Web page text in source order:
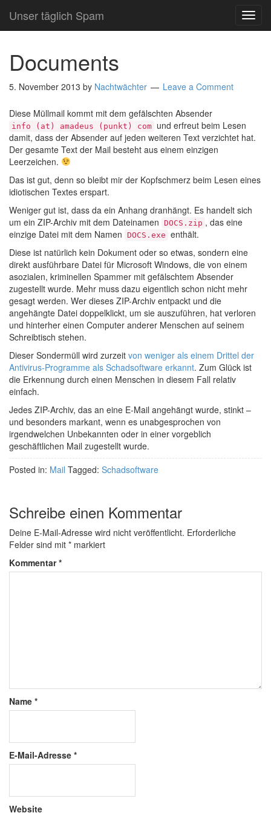
Unser täglich Spam
Documents
5. November 2013 by Nachtwächter Leave a Comment
Diese Müllmail kommt mit dem gefälschten Absender
info (at) amadeus (punkt) com und erfreut beim Lesen
damit, dass der Absender auf jeden weiteren Text verzichtet hat.
Der gesamte Text der Mail besteht aus einem einzigen
Leerzeichen.
Das ist gut, denn so bleibt mir der Kopfschmerz beim Lesen eines
idiotischen Textes erspart.
Weniger gut ist, dass da ein Anhang dranhängt. Es handelt sich
um ein ZIP-Archiv mit dem Dateinamen DOCS.zip , das eine
einzige Datei mit dem Namen DOCS.exe enthält.
Diese ist natürlich kein Dokument oder so etwas, sondern eine
direkt ausführbare Datei für Microsoft Windows, die von einem
asozialen, kriminellen Spammer mit gefälschtem Absender
zugestellt wurde. Mehr muss dazu eigentlich schon nicht mehr
gesagt werden. Wer dieses ZIP-Archiv entpackt und die
angehängte Datei doppelklickt, um sie auszuführen, hat verloren
und hinterher einen Computer anderer Menschen auf seinem
Schreibtisch stehen.
Dieser Sondermüll wird zurzeit von weniger als einem Drittel der
Antivirus-Programme als Schadsoftware erkannt. Zum Glück ist
die Erkennung durch einen Menschen in diesem Fall relativ
einfach.
Jedes ZIP-Archiv, das an eine E-Mail angehängt wurde, stinkt –
und besonders markant, wenn es unabgesprochen von
irgendwelchen Unbekannten oder in einer vorgeblich
geschäftlichen Mail zugestellt wurde.
Posted in: Mail Tagged: Schadsoftware
Schreibe einen Kommentar
Deine E-Mail-Adresse wird nicht veröffentlicht. Erforderliche
Felder sind mit * markiert
Kommentar*
Name *
E-Mail-Adresse *
Website